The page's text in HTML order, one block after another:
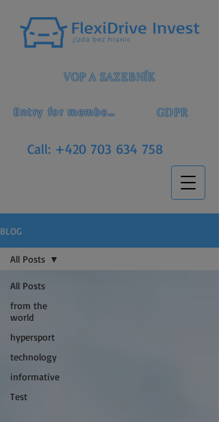
Call: +420 703 634 758
Entry for members GDPR
VOP A SAZEBNÍK
BLOG
All Posts
from the
world
hypersport
technology
informative
Test
All Posts